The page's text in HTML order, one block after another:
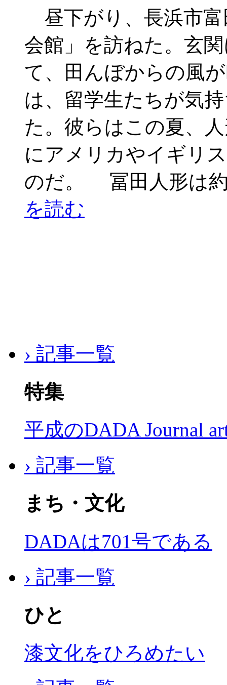
昼下がり、長浜市富
会館」を訪ねた。玄
て、田んぼからの風
は、留学生たちが気
た。彼らはこの夏、
にアメリカやイギリ
のだ。 冨田人形は
を読む
› 記事一覧
特集
平成のDADA Journal
› 記事一覧
まち・文化
DADAは701号である
› 記事一覧
ひと
漆文化をひろめたい